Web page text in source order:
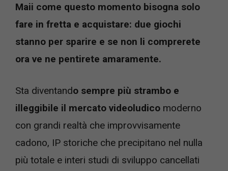
Maii come questo momento bisogna solo
fare in fretta e acquistare: due giochi
stanno per sparire e se non li comprerete
ora ve ne pentirete amaramente.
Sta diventando sempre più strambo e
illeggibile il mercato videoludico moderno
con grandi realtà che improvvisamente
cadono, IP storiche che precipitano nel nulla
più totale e interi studi di sviluppo cancellati